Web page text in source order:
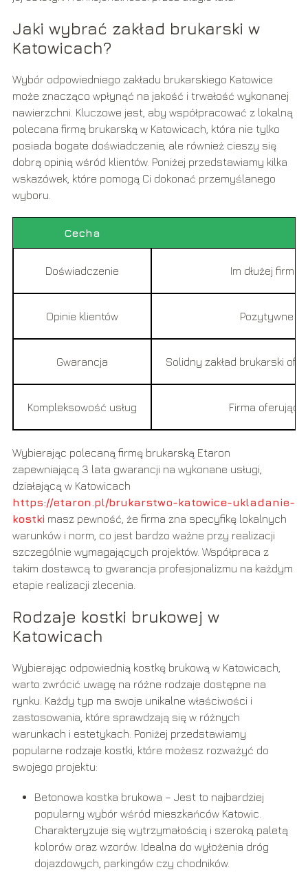
Jaki wybrać zakład brukarski w
Katowicach?
Wybór odpowiedniego zakładu brukarskiego Katowice
może znacząco wpłynąć na jakość i trwałość wykonanej
nawierzchni. Kluczowe jest, aby współpracować z lokalną
polecana firmą brukarską w Katowicach, która nie tylko
posiada bogate doświadczenie, ale również cieszy się
dobrą opinią wśród klientów. Poniżej przedstawiamy kilka
wskazówek, które pomogą Ci dokonać przemyślanego
wyboru.
Cecha
Doświadczenie Im dłużej firma
Opinie klientów Pozytywne
Gwarancja Solidny zakład brukarski
Kompleksowość usług Firma
Wybierając polecaną firmę brukarską Etaron
zapewniającą 3 lata gwarancji na wykonane usługi,
działającą w Katowicach
https://etaron.pl/brukarstwo-katowice-ukladanie-
kostki masz pewność, że firma zna specyfikę lokalnych
warunków i norm, co jest bardzo ważne przy realizacji
szczególnie wymagających projektów. Współpraca z
takim dostawcą to gwarancja profesjonalizmu na każdym
etapie realizacji zlecenia.
Rodzaje kostki brukowej w
Katowicach
Wybierając odpowiednią kostkę brukową w Katowicach,
warto zwrócić uwagę na różne rodzaje dostępne na
rynku. Każdy typ ma swoje unikalne właściwości i
zastosowania, które sprawdzają się w różnych
warunkach i estetykach. Poniżej przedstawiamy
popularne rodzaje kostki, które możesz rozważyć do
swojego projektu:
Betonowa kostka brukowa – Jest to najbardziej
popularny wybór wśród mieszkańców Katowic.
Charakteryzuje się wytrzymałością i szeroką paletą
kolorów oraz wzorów. Idealna do wyłożenia dróg
dojazdowych, parkingów czy chodników.